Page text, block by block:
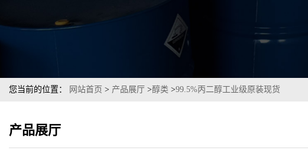
您当前的位置： 网站首页 > 产品展厅 >醇类 >99.5%丙二醇工业级原装现货
产品展厅